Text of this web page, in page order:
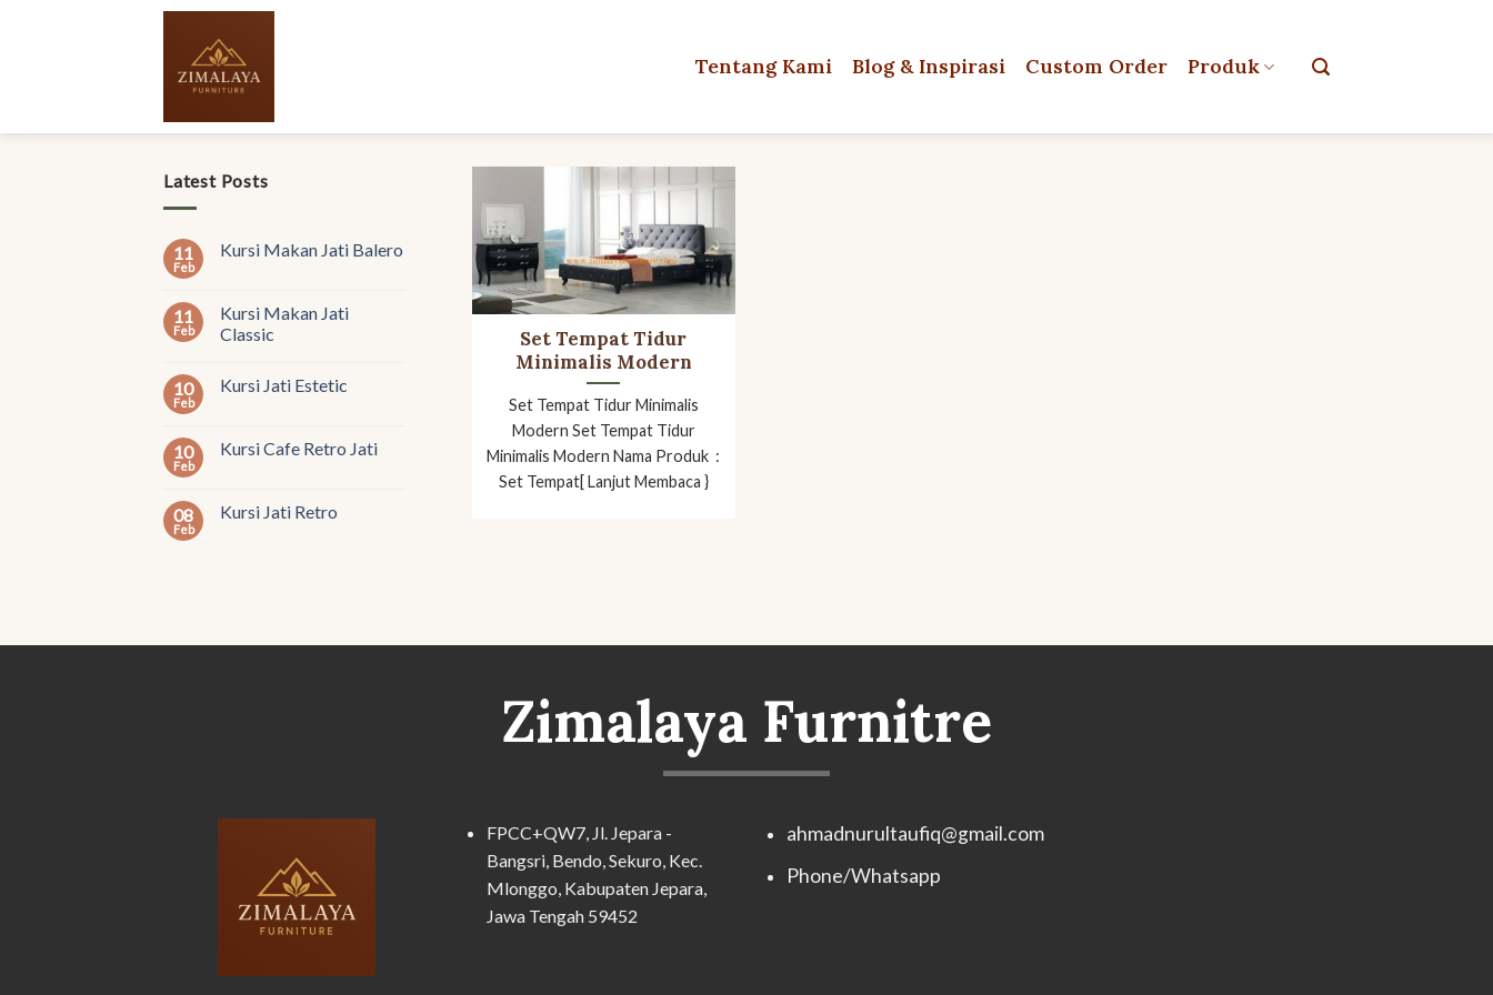
Tentang Kami Blog & Inspirasi Custom Order Produk
Latest Posts
11
Feb
Kursi Makan Jati Balero
11
Feb
Kursi Makan Jati
Classic
10
Feb
Kursi Jati Estetic
10
Feb
Kursi Cafe Retro Jati
08
Feb
Kursi Jati Retro
Set Tempat Tidur
Minimalis Modern
Set Tempat Tidur Minimalis
Modern Set Tempat Tidur
Minimalis Modern Nama Produk :
Set Tempat[ Lanjut Membaca }
Zimalaya Furnitre
FPCC+QW7, Jl. Jepara -
Bangsri, Bendo, Sekuro, Kec.
Mlonggo, Kabupaten Jepara,
Jawa Tengah 59452
ahmadnurultaufiq@gmail.com
Phone/Whatsapp